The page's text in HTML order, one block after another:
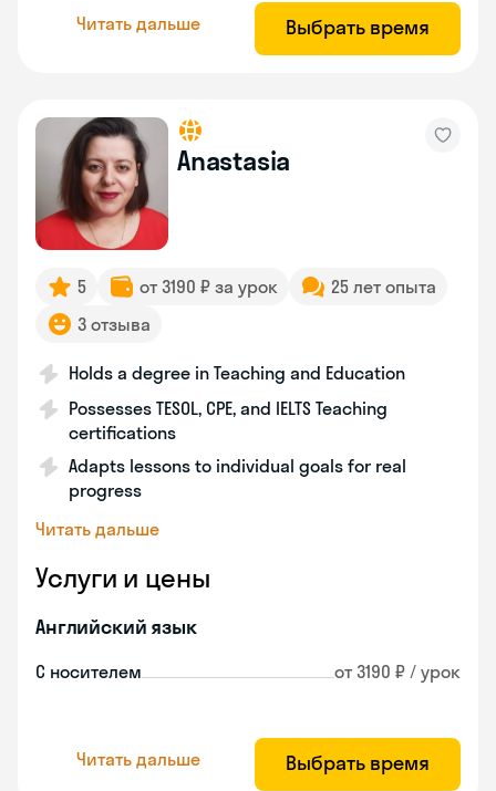
Читать дальше Выбрать время
Anastasia
5 от 3190 ₽ за урок
25 лет опыта
3 отзыва
Holds a degree in Teaching and Education
Possesses TESOL, CPE, and IELTS Teaching
certifications
Adapts lessons to individual goals for real
progress
Читать дальше
Услуги и цены
Английский язык
С носителем от 3190 ₽ / урок
Читать дальше Выбрать время